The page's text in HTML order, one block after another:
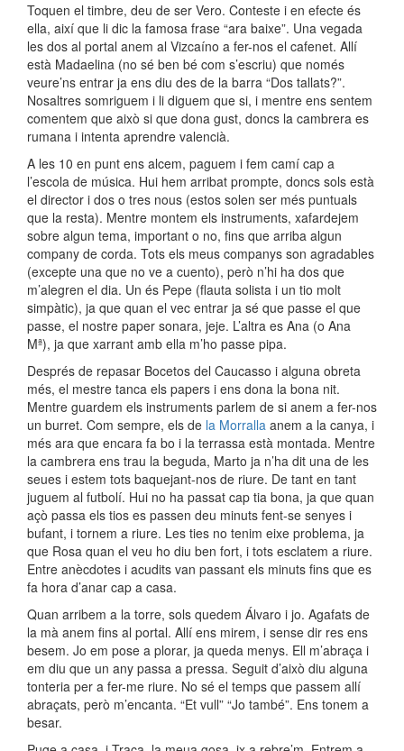
Toquen el timbre, deu de ser Vero. Conteste i en efecte és
ella, així que li dic la famosa frase “ara baixe”. Una vegada
les dos al portal anem al Vizcaíno a fer-nos el cafenet. Allí
està Madaelina (no sé ben bé com s’escriu) que només
veure’ns entrar ja ens diu des de la barra “Dos tallats?”.
Nosaltres somriguem i li diguem que si, i mentre ens sentem
comentem que això si que dona gust, doncs la cambrera es
rumana i intenta aprendre valencià.
A les 10 en punt ens alcem, paguem i fem camí cap a
l’escola de música. Hui hem arribat prompte, doncs sols està
el director i dos o tres nous (estos solen ser més puntuals
que la resta). Mentre montem els instruments, xafardejem
sobre algun tema, important o no, fins que arriba algun
company de corda. Tots els meus companys son agradables
(excepte una que no ve a cuento), però n’hi ha dos que
m’alegren el dia. Un és Pepe (flauta solista i un tio molt
simpàtic), ja que quan el vec entrar ja sé que passe el que
passe, el nostre paper sonara, jeje. L’altra es Ana (o Ana
Mª), ja que xarrant amb ella m’ho passe pipa.
Després de repasar Bocetos del Caucasso i alguna obreta
més, el mestre tanca els papers i ens dona la bona nit.
Mentre guardem els instruments parlem de si anem a fer-nos
un burret. Com sempre, els de la Morralla anem a la canya, i
més ara que encara fa bo i la terrassa està montada. Mentre
la cambrera ens trau la beguda, Marto ja n’ha dit una de les
seues i estem tots baquejant-nos de riure. De tant en tant
juguem al futbolí. Hui no ha passat cap tia bona, ja que quan
açò passa els tios es passen deu minuts fent-se senyes i
bufant, i tornem a riure. Les ties no tenim eixe problema, ja
que Rosa quan el veu ho diu ben fort, i tots esclatem a riure.
Entre anècdotes i acudits van passant els minuts fins que es
fa hora d’anar cap a casa.
Quan arribem a la torre, sols quedem Álvaro i jo. Agafats de
la mà anem fins al portal. Allí ens mirem, i sense dir res ens
besem. Jo em pose a plorar, ja queda menys. Ell m’abraça i
em diu que un any passa a pressa. Seguit d’això diu alguna
tonteria per a fer-me riure. No sé el temps que passem allí
abraçats, però m’encanta. “Et vull” “Jo també”. Ens tonem a
besar.